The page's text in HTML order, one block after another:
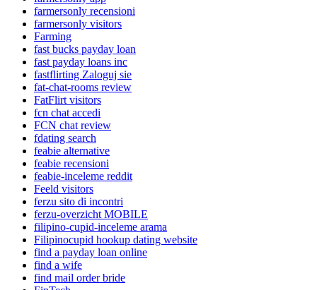
farmersonly recensioni
farmersonly visitors
Farming
fast bucks payday loan
fast payday loans inc
fastflirting Zaloguj sie
fat-chat-rooms review
FatFlirt visitors
fcn chat accedi
FCN chat review
fdating search
feabie alternative
feabie recensioni
feabie-inceleme reddit
Feeld visitors
ferzu sito di incontri
ferzu-overzicht MOBILE
filipino-cupid-inceleme arama
Filipinocupid hookup dating website
find a payday loan online
find a wife
find mail order bride